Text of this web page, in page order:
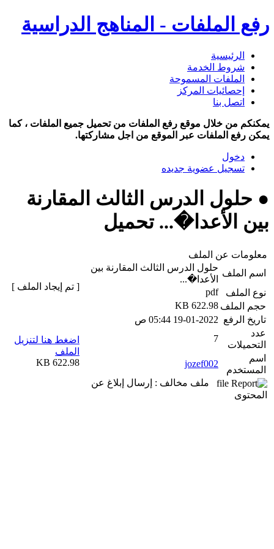
رفع الملفات - المناهج الدراسية
الرئيسية
شروط الخدمة
الملفات المسموحة
إحصائيات المركز
اتصل بنا
يمكنكم من خلال موقع رفع الملفات من تحميل جميع الملفات ، كما
يمكن رفع الملفات عبر الموقع من اجل مشاركتها.
دخول
تسجيل عضوية جديده
● حلول الدرس الثالث المقارنة
بين الأعدا�... تحميل
معلومات عن الملف
اسم الملف
حلول الدرس الثالث المقارنة بين
الأعدا�...
نوع الملف
pdf
حجم الملف 622.98 KB
تاريخ الرفع 19-01-2022 05:44 ص
عدد
التحميلات
7
اسم
المستخدم
jozef002
ملف مخالف : إرسال إبلاغ عن
المحتوى
[ تم إيجاد الملف ]
اضغط هنا لتنزيل
الملف
622.98 KB